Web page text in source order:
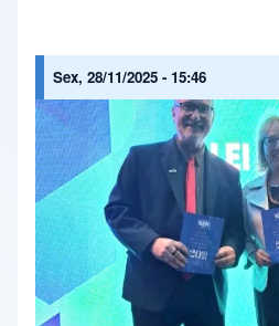
Sex, 28/11/2025 - 15:46